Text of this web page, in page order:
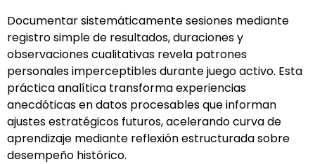
Documentar sistemáticamente sesiones mediante
registro simple de resultados, duraciones y
observaciones cualitativas revela patrones
personales imperceptibles durante juego activo. Esta
práctica analítica transforma experiencias
anecdóticas en datos procesables que informan
ajustes estratégicos futuros, acelerando curva de
aprendizaje mediante reflexión estructurada sobre
desempeño histórico.